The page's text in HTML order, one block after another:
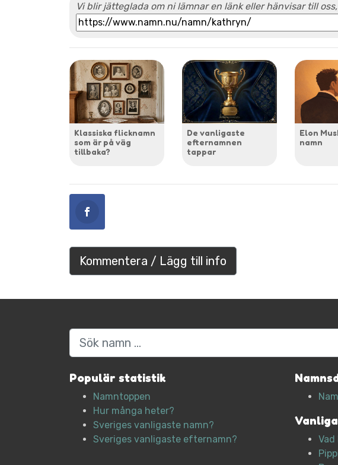
Vi blir jätteglada om ni lämnar en länk eller hänvisar till
Klassiska flicknamn
som är på väg
tillbaka?
De vanligaste
efternamnen
tappar
Elon
namn
Kommentera / Lägg till info
Sök
Populär statistik
Namntoppen
Hur många heter?
Sveriges vanligaste namn?
Sveriges vanligaste efternamn?